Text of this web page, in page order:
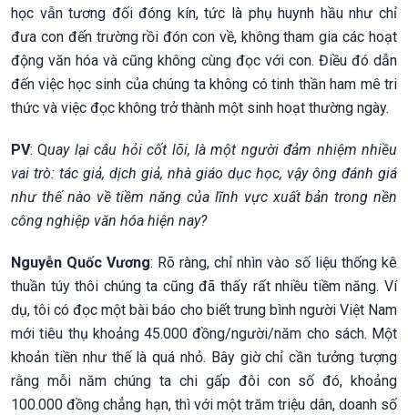
học vẫn tương đối đóng kín, tức là phụ huynh hầu như chỉ
đưa con đến trường rồi đón con về, không tham gia các hoạt
động văn hóa và cũng không cùng đọc với con. Điều đó dẫn
đến việc học sinh của chúng ta không có tinh thần ham mê tri
thức và việc đọc không trở thành một sinh hoạt thường ngày.
PV: Quay lại câu hỏi cốt lõi, là một người đảm nhiệm nhiều
vai trò: tác giả, dịch giả, nhà giáo dục học, vậy ông đánh giá
như thế nào về tiềm năng của lĩnh vực xuất bản trong nền
công nghiệp văn hóa hiện nay?
Nguyễn Quốc Vương: Rõ ràng, chỉ nhìn vào số liệu thống kê
thuần túy thôi chúng ta cũng đã thấy rất nhiều tiềm năng. Ví
dụ, tôi có đọc một bài báo cho biết trung bình người Việt Nam
mới tiêu thụ khoảng 45.000 đồng/người/năm cho sách. Một
khoản tiền như thế là quá nhỏ. Bây giờ chỉ cần tưởng tượng
rằng mỗi năm chúng ta chi gấp đôi con số đó, khoảng
100.000 đồng chẳng hạn, thì với một trăm triệu dân, doanh số